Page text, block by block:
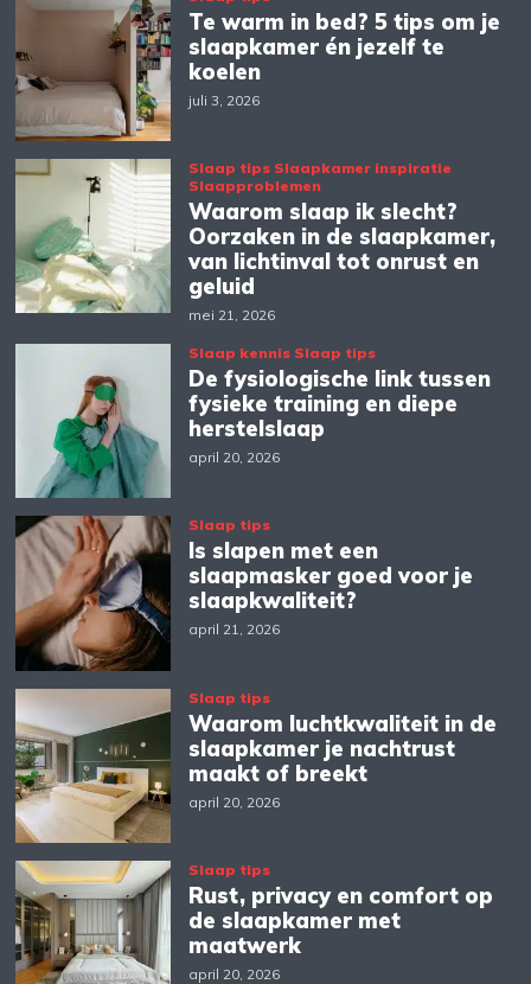
Te warm in bed? 5 tips om je
slaapkamer én jezelf te
koelen
juli 3, 2026
Slaap tips Slaapkamer inspiratie
Slaapproblemen
Waarom slaap ik slecht?
Oorzaken in de slaapkamer,
van lichtinval tot onrust en
geluid
mei 21, 2026
Slaap kennis Slaap tips
De fysiologische link tussen
fysieke training en diepe
herstelslaap
april 20, 2026
Slaap tips
Is slapen met een
slaapmasker goed voor je
slaapkwaliteit?
april 21, 2026
Slaap tips
Waarom luchtkwaliteit in de
slaapkamer je nachtrust
maakt of breekt
april 20, 2026
Slaap tips
Rust, privacy en comfort op
de slaapkamer met
maatwerk
april 20, 2026